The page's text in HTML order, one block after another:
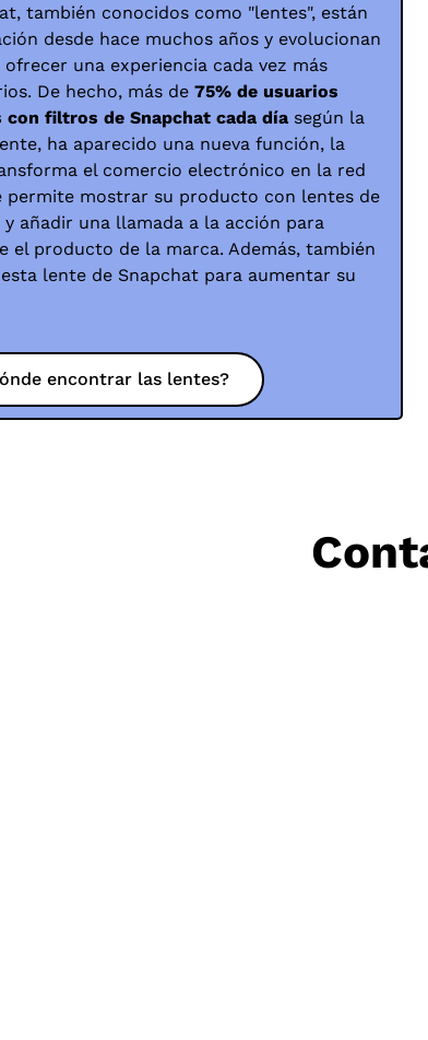
también conocidos como "lentes", están
desde hace muchos años y evolucionan
una experiencia cada vez más
De hecho, más de 75% de usuarios
filtros de Snapchat cada día según la
ha aparecido una nueva función, la
el comercio electrónico en la red
permite mostrar su producto con lentes de
añadir una llamada a la acción para
el producto de la marca. Además, también
lente de Snapchat para aumentar su
encontrar las lentes?